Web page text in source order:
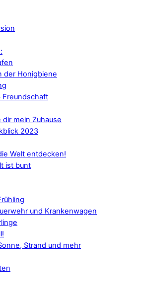
der Honigbiene
Freundschaft
dir mein Zuhause
2023
Welt entdecken!
ist bunt
und Krankenwagen
Strand und mehr